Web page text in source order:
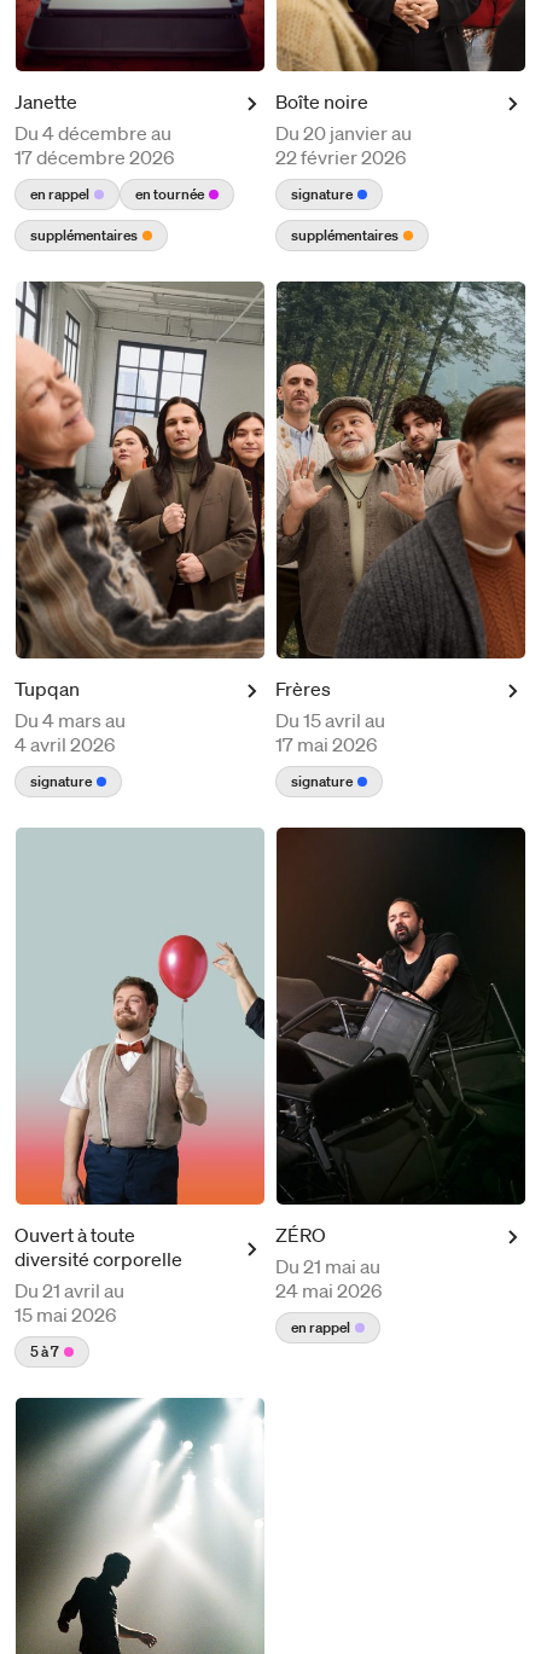
Janette
Du 4 décembre au
17 décembre 2026
en rappel
en tournée
supplémentaires
Boîte noire
Du 20 janvier au
22 février 2026
signature
supplémentaires
Tupqan
Du 4 mars au
4 avril 2026
signature
Frères
Du 15 avril au
17 mai 2026
signature
Ouvert à toute
diversité corporelle
Du 21 avril au
15 mai 2026
5 à 7
ZÉRO
Du 21 mai au
24 mai 2026
en rappel